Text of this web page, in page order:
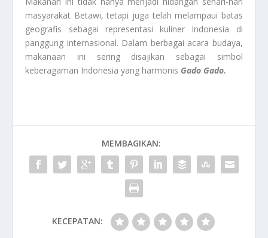
masyarakat Betawi, tetapi juga telah melampaui batas
geografis sebagai representasi kuliner Indonesia di
panggung internasional. Dalam berbagai acara budaya,
makanaan ini sering disajikan sebagai simbol
keberagaman Indonesia yang harmonis Gado Gado.
MEMBAGIKAN:
KECEPATAN: